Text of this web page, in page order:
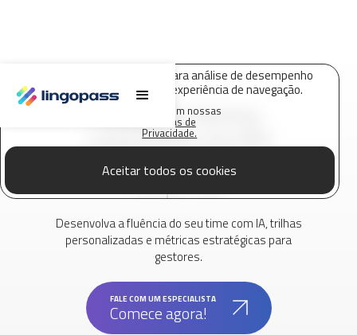
O Lingopass utiliza cookies para análise de desempenho
deste site e melhorar sua experiência de navegação.
Saiba mais em nossas
Políticas de
Privacidade.
Aceitar todos os cookies
Solução de idiomas
corporativos com ROI
comprovado e gestão em
tempo real.
Desenvolva a fluência do seu time com IA, trilhas
personalizadas e métricas estratégicas para
gestores.
FALE COM UM ESPECIALISTA
Comece agora!